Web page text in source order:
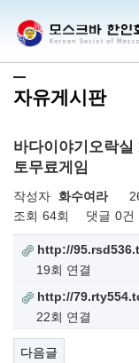
자유게시판
바다이야기오락
토무료게임
작성자 화수여라
조회 64회 댓글 0건
http://
19회 연결
http://
22회 연결
다음글